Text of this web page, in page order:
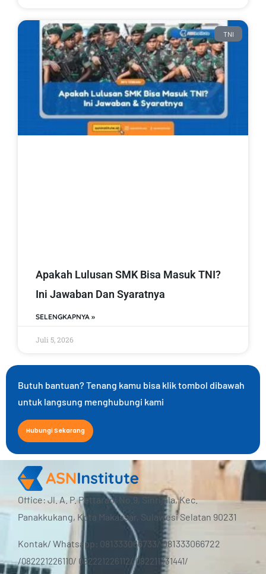
TNI
Apakah Lulusan SMK Bisa Masuk TNI?
Ini Jawaban Dan Syaratnya
SELENGKAPNYA »
Juli 5, 2026
Butuh bantuan? Tenang kamu bisa klik tombol dibawah
untuk langsung menghubungi kami
Hubungi Sekarang
Office: Jl. A. P. Pettarani No.9, Sinrijala, Kec.
Panakkukang, Kota Makassar, Sulawesi Selatan 90231
Kontak/ Whatsapp: 081333066733/ 081333066722
/082221226110/ 082221226112/ 082211331441/